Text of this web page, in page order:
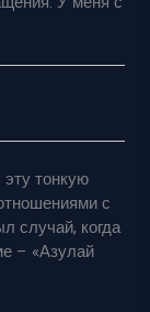
тонкую
с
случай, когда
– «Азулай